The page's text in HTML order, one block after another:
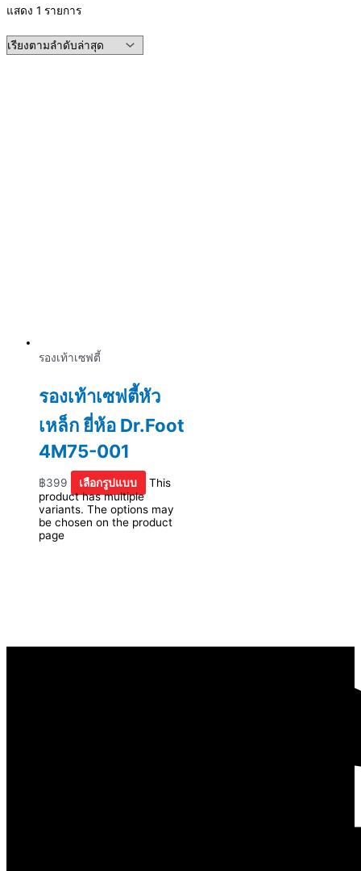
แสดง 1 รายการ
รองเท้าเซฟตี้
รองเท้าเซฟตี้หัว
เหล็ก ยี่ห้อ Dr.Foot
4M75-001
฿399 เลือกรูปแบบ
This
product has multiple
variants. The options may
be chosen on the product
page